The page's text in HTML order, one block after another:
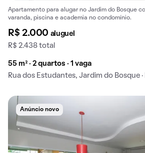
Apartamento para alugar no Jardim do Bosque
varanda, piscina e academia no condomínio.
R$ 2.000 aluguel
R$ 2.438 total
55 m² · 2 quartos · 1 vaga
Rua dos Estudantes, Jardim do Bosque
Anúncio novo